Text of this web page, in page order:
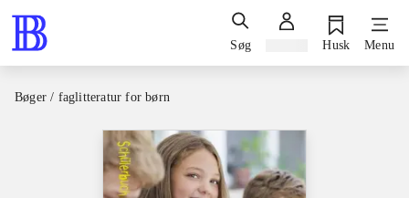
Søg Husk Menu
Bøger / faglitteratur for børn